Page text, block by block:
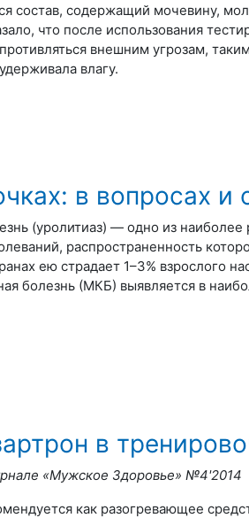
состав, содержащий мочевину,
что после использования
внешним угрозам,
влагу.
в вопросах и
(уролитиаз) — одно из наиболее
распространенность
ею страдает 1–3% взрослого
болезнь (МКБ) выявляется в
в
«Мужское Здоровье» №4'2014
как разогревающее